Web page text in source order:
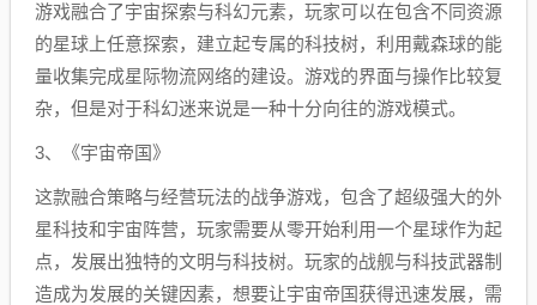
游戏融合了宇宙探索与科幻元素，玩家可以在包含不同资源
的星球上任意探索，建立起专属的科技树，利用戴森球的能
量收集完成星际物流网络的建设。游戏的界面与操作比较复
杂，但是对于科幻迷来说是一种十分向往的游戏模式。
3、《宇宙帝国》
这款融合策略与经营玩法的战争游戏，包含了超级强大的外
星科技和宇宙阵营，玩家需要从零开始利用一个星球作为起
点，发展出独特的文明与科技树。玩家的战舰与科技武器制
造成为发展的关键因素，想要让宇宙帝国获得迅速发展，需